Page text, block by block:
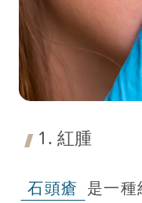
1. 紅腫
石頭瘡 是一種